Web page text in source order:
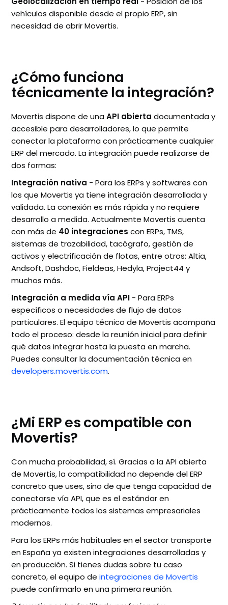
vehículos disponible desde el propio ERP, sin
necesidad de abrir Movertis.
¿Cómo funciona
técnicamente la integración?
Movertis dispone de unaAPI abierta documentada y
accesible para desarrolladores, lo que permite
conectar la plataforma con prácticamente cualquier
ERP del mercado. La integración puede realizarse de
dos formas:
Integración nativa - Para los ERPs y softwares con
los que Movertis ya tiene integración desarrollada y
validada. La conexión es más rápida y no requiere
desarrollo a medida. Actualmente Movertis cuenta
con más de 40 integraciones con ERPs, TMS,
sistemas de trazabilidad, tacógrafo, gestión de
activos y electrificación de flotas, entre otros: Altia,
Andsoft, Dashdoc, Fieldeas, Hedyla, Project44 y
muchos más.
Integración a medida vía API - Para ERPs
específicos o necesidades de flujo de datos
particulares. El equipo técnico de Movertis acompaña
todo el proceso: desde la reunión inicial para definir
qué datos integrar hasta la puesta en marcha.
Puedes consultar la documentación técnica en
developers.movertis.com.
¿Mi ERP es compatible con
Movertis?
Con mucha probabilidad, sí. Gracias a la API abierta
de Movertis, la compatibilidad no depende del ERP
concreto que uses, sino de que tenga capacidad de
conectarse vía API, que es el estándar en
prácticamente todos los sistemas empresariales
modernos.
Para los ERPs más habituales en el sector transporte
en España ya existen integraciones desarrolladas y
en producción. Si tienes dudas sobre tu caso
concreto, el equipo de integraciones de Movertis
puede confirmarlo en una primera reunión.